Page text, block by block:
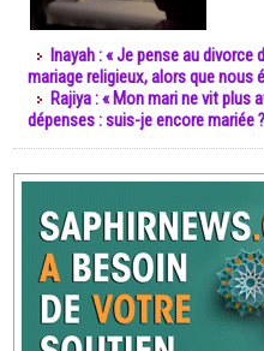
Inayah : « Je pense au
mariage religieux, alors que nous
Rajiya : « Mon mari ne vit plus
dépenses : suis-je encore mariée